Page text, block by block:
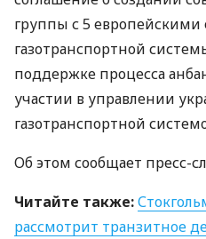
группы с 5 европейскими
газотранспортной
поддержке процесса
участии в управлении
газотранспортной
Об этом сообщает пресс-
Читайте также:
рассмотрит транзитное